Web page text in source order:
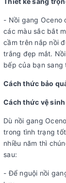
- Nồi gang Oceno
các màu sắc bắt
cầm trên nắp nồi
trắng đẹp mắt.
bếp của bạn sang
Cách thức bảo
Cách thức vệ
Dù nồi gang
trong tình trạng
nhiều năm thì
sau:
- Để nguội nồi